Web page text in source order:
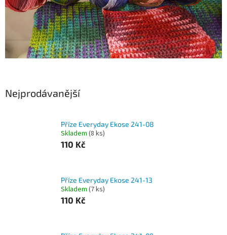
Nejprodávanější
Příze Everyday Ekose 241-08
Skladem (8 ks)
110 Kč
Příze Everyday Ekose 241-13
Skladem (7 ks)
110 Kč